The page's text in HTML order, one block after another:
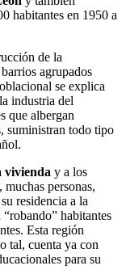
habitantes en 1950 a
de la
agrupados
se explica
industria del
que albergan
suministran todo tipo
vivienda y a los
personas,
residencia a la
habitantes
Esta región
tal, cuenta ya con
para su